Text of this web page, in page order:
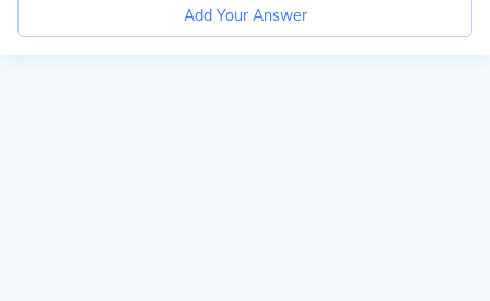
Add Your Answer